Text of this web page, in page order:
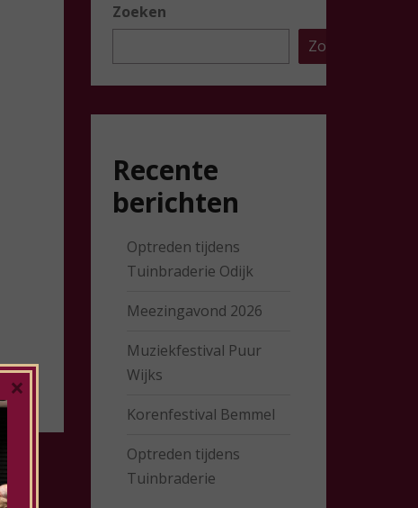
Zoeken
Zoeken
Recente
berichten
Optreden tijdens
Tuinbraderie Odijk
Meezingavond 2026
Muziekfestival Puur
Wijks
Korenfestival Bemmel
Optreden tijdens
Tuinbraderie
×